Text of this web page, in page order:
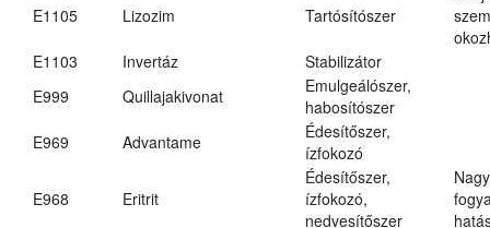
E1105 Lizozim Tartósítószer
E1103
Invertáz
Stabilizátor
E999
Quillajakivonat
Emulgeálószer,
habosítószer
E969
Advantame
Édesítőszer,
ízfokozó
E968 Eritrit
Édesítőszer,
ízfokozó,
nedvesítőszer